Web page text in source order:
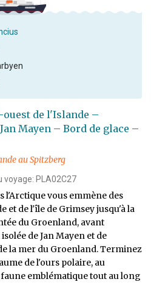
de l'Islande –
Mayen – Bord de glace –
au Spitzberg
voyage: PLA02C27
l'Arctique vous emmène des
et de l'île de Grimsey jusqu'à la
du Groenland, avant
de Jan Mayen et de
la mer du Groenland. Terminez
de l'ours polaire, au
emblématique tout au long